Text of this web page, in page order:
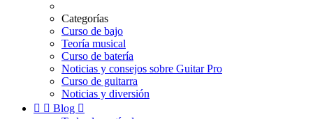
Categorías
Curso de bajo
Teoría musical
Curso de batería
Noticias y consejos sobre Guitar Pro
Curso de guitarra
Noticias y diversión
  Blog 